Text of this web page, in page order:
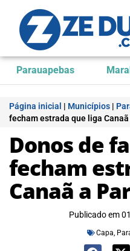
Parauapebas
Página inicial | Municípios |
fecham estrada que liga
Donos de
fecham
Canaã a
Publicado em
Capa,